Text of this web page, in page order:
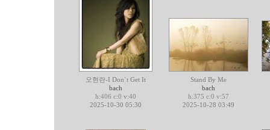
오현란-I Don`t Get It
bach
h:406 c:0 v:40
2025-10-30 05:30
Stand By Me
bach
h:375 c:0 v:57
2025-10-28 03:49